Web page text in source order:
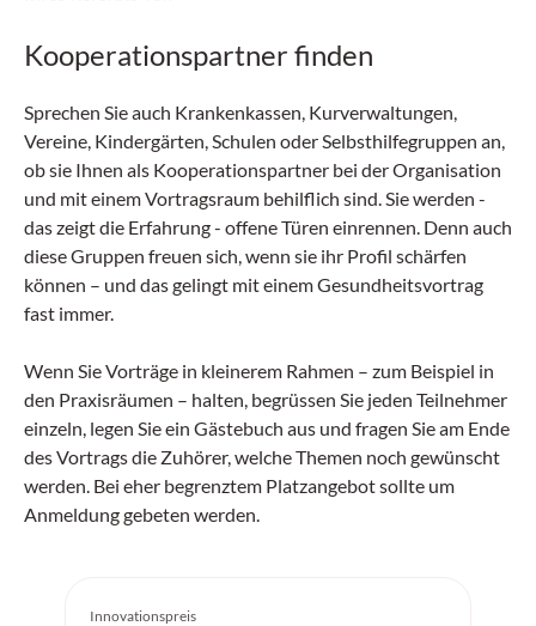
Kooperationspartner finden
Sprechen Sie auch Krankenkassen, Kurverwaltungen,
Vereine, Kindergärten, Schulen oder Selbsthilfegruppen an,
ob sie Ihnen als Kooperationspartner bei der Organisation
und mit einem Vortragsraum behilflich sind. Sie werden -
das zeigt die Erfahrung - offene Türen einrennen. Denn auch
diese Gruppen freuen sich, wenn sie ihr Profil schärfen
können – und das gelingt mit einem Gesundheitsvortrag
fast immer.
Wenn Sie Vorträge in kleinerem Rahmen – zum Beispiel in
den Praxisräumen – halten, begrüssen Sie jeden Teilnehmer
einzeln, legen Sie ein Gästebuch aus und fragen Sie am Ende
des Vortrags die Zuhörer, welche Themen noch gewünscht
werden. Bei eher begrenztem Platzangebot sollte um
Anmeldung gebeten werden.
Innovationspreis